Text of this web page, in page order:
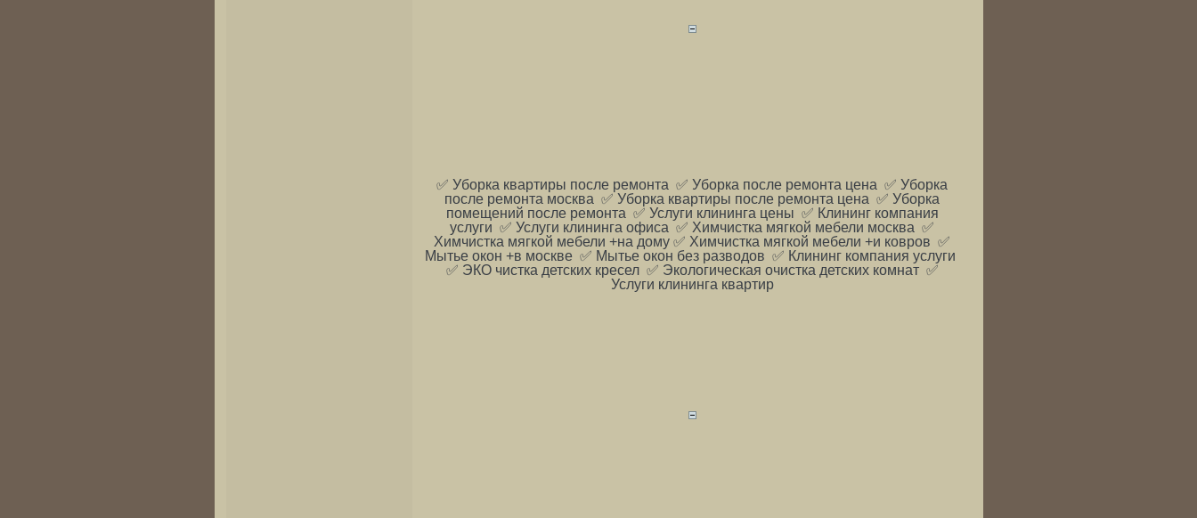
✅ Уборка квартиры после ремонта ✅ Уборка после ремонта цена ✅ Уборка
после ремонта москва ✅ Уборка квартиры после ремонта цена ✅ Уборка
помещений после ремонта ✅ Услуги клининга цены ✅ Клининг компания
услуги ✅ Услуги клининга офиса ✅ Химчистка мягкой мебели москва ✅
Химчистка мягкой мебели +на дому ✅ Химчистка мягкой мебели +и ковров ✅
Мытье окон +в москве ✅ Мытье окон без разводов ✅ Клининг компания услуги
✅ ЭКО чистка детских кресел ✅ Экологическая очистка детских комнат ✅
Услуги клининга квартир